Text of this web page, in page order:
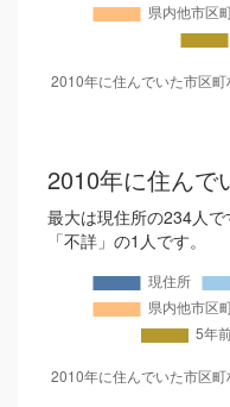
2010年に住んで
最大は現住所の234人
「不詳」の1人です。